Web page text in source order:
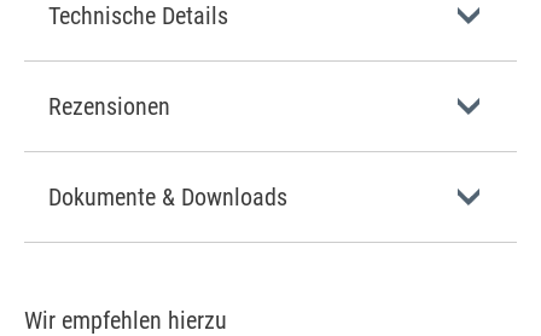
Technische Details
Rezensionen
Dokumente & Downloads
Wir empfehlen hierzu